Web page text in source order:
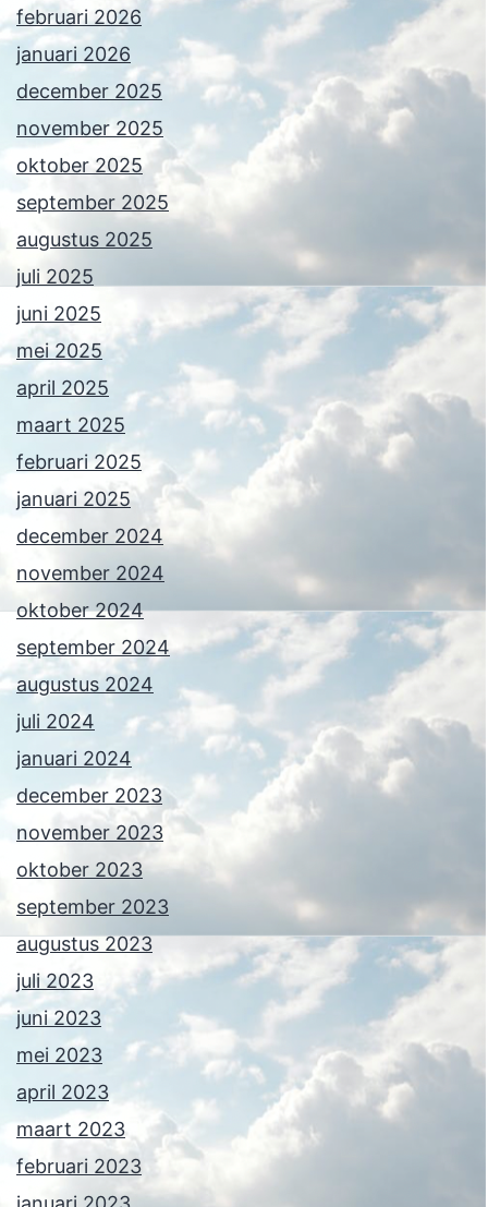
februari 2026
januari 2026
december 2025
november 2025
oktober 2025
september 2025
augustus 2025
juli 2025
juni 2025
mei 2025
april 2025
maart 2025
februari 2025
januari 2025
december 2024
november 2024
oktober 2024
september 2024
augustus 2024
juli 2024
januari 2024
december 2023
november 2023
oktober 2023
september 2023
augustus 2023
juli 2023
juni 2023
mei 2023
april 2023
maart 2023
februari 2023